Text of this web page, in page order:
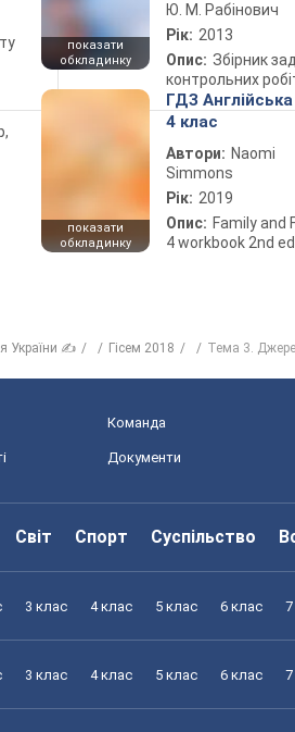
показати
обкладинку
Ю. М. Рабінович
Рік: 2013
Опис: Збірник
контрольних
показати
обкладинку
ГДЗ
4 клас
Автори: Naomi
Simmons
Рік: 2019
Опис: Family and
4 workbook 2nd
України ✍ Гісем 2018 Тема 3.
Команда
Документи
Світ Спорт Суспільство
3 клас 4 клас 5 клас 6 клас
3 клас 4 клас 5 клас 6 клас